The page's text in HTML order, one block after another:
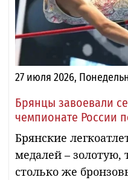
27 июля 2026,
Брянцы завоевали
чемпионате России
Брянские
медалей – золотую,
столько же